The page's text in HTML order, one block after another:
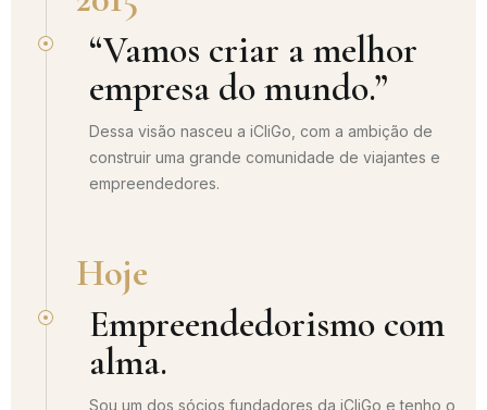
“Vamos criar a melhor
empresa do mundo.”
Dessa visão nasceu a iCliGo, com a ambição de
construir uma grande comunidade de viajantes e
empreendedores.
Hoje
Empreendedorismo com
alma.
Sou um dos sócios fundadores da iCliGo e tenho o